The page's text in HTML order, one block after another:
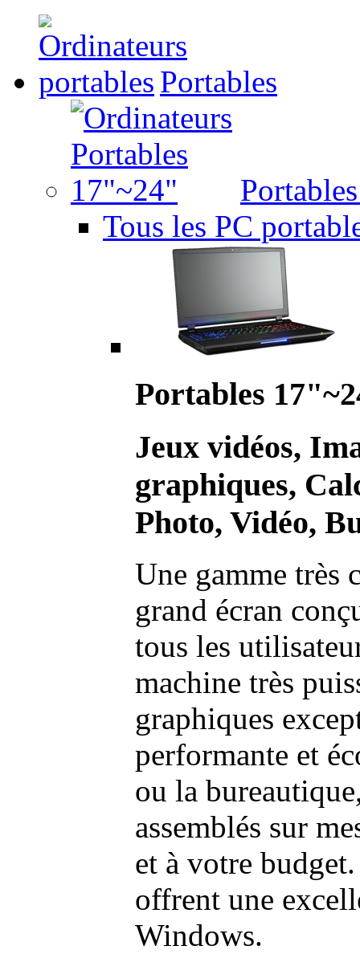
Portables
Tous les PC
Portables
Jeux vidéos,
graphiques,
Photo, Vidéo,
Une gamme très
grand écran
tous les
machine très
graphiques
performante et
ou la
assemblés sur
et à votre
offrent une
Windows.